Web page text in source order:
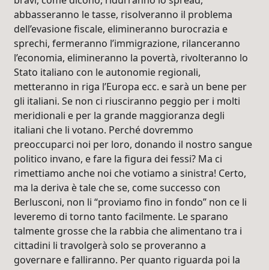
abbasseranno le tasse, risolveranno il problema
dell’evasione fiscale, elimineranno burocrazia e
sprechi, fermeranno l’immigrazione, rilanceranno
l’economia, elimineranno la povertà, rivolteranno lo
Stato italiano con le autonomie regionali,
metteranno in riga l’Europa ecc. e sarà un bene per
gli italiani. Se non ci riusciranno peggio per i molti
meridionali e per la grande maggioranza degli
italiani che li votano. Perché dovremmo
preoccuparci noi per loro, donando il nostro sangue
politico invano, e fare la figura dei fessi? Ma ci
rimettiamo anche noi che votiamo a sinistra! Certo,
ma la deriva è tale che se, come successo con
Berlusconi, non li “proviamo fino in fondo” non ce li
leveremo di torno tanto facilmente. Le sparano
talmente grosse che la rabbia che alimentano tra i
cittadini li travolgerà solo se proveranno a
governare e falliranno. Per quanto riguarda poi la